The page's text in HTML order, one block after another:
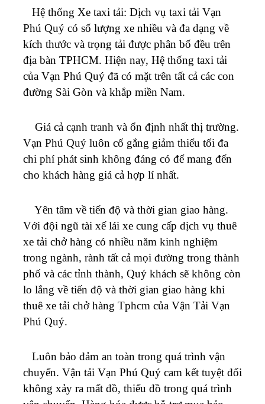
Hệ thống Xe taxi tải: Dịch vụ taxi tải Vạn
Phú Quý có số lượng xe nhiều và đa dạng về
kích thước và trọng tải được phân bố đều trên
địa bàn TPHCM. Hiện nay, Hệ thống taxi tải
của Vạn Phú Quý đã có mặt trên tất cả các con
đường Sài Gòn và khắp miền Nam.
Giá cả cạnh tranh và ổn định nhất thị trường.
Vạn Phú Quý luôn cố gắng giảm thiểu tối đa
chi phí phát sinh không đáng có để mang đến
cho khách hàng giá cả hợp lí nhất.
Yên tâm về tiến độ và thời gian giao hàng.
Với đội ngũ tài xế lái xe cung cấp dịch vụ thuê
xe tải chở hàng có nhiều năm kinh nghiệm
trong ngành, rành tất cả mọi đường trong thành
phố và các tỉnh thành, Quý khách sẽ không còn
lo lắng về tiến độ và thời gian giao hàng khi
thuê xe tải chở hàng Tphcm của Vận Tải Vạn
Phú Quý.
Luôn bảo đảm an toàn trong quá trình vận
chuyển. Vận tải Vạn Phú Quý cam kết tuyệt đối
không xảy ra mất đồ, thiếu đồ trong quá trình